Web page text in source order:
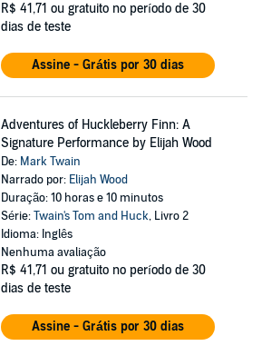
R$ 41,71 ou gratuito no período de 30
dias de teste
Assine - Grátis por 30 dias
Adventures of Huckleberry Finn: A
Signature Performance by Elijah Wood
De: Mark Twain
Narrado por: Elijah Wood
Duração: 10 horas e 10 minutos
Série:Twain's Tom and Huck, Livro 2
Idioma: Inglês
Nenhuma avaliação
R$ 41,71 ou gratuito no período de 30
dias de teste
Assine - Grátis por 30 dias